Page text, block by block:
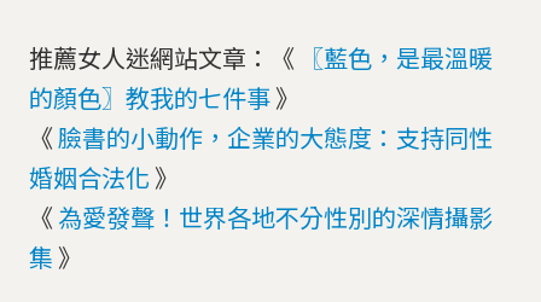
推薦女人迷網站文章：《 〖藍色，是最溫暖
的顏色〗教我的七件事》
《臉書的小動作，企業的大態度：支持同性
婚姻合法化 》
《 為愛發聲！世界各地不分性別的深情攝影
集 》